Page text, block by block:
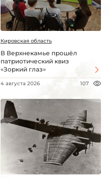
Кировская область
В Верхнекамье прошёл
патриотический квиз
«Зоркий глаз»
4 августа 2026 107